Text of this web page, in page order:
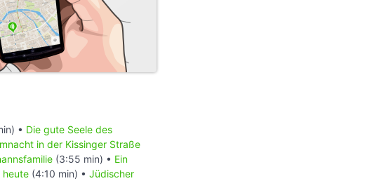
• Die gute Seele des
in der Kissinger Straße
(3:55 min) • Ein
heute (4:10 min) • Jüdischer